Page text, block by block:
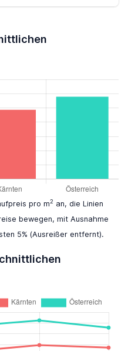
pro m2 an, die Linien
bewegen, mit Ausnahme
5% (Ausreißer entfernt).